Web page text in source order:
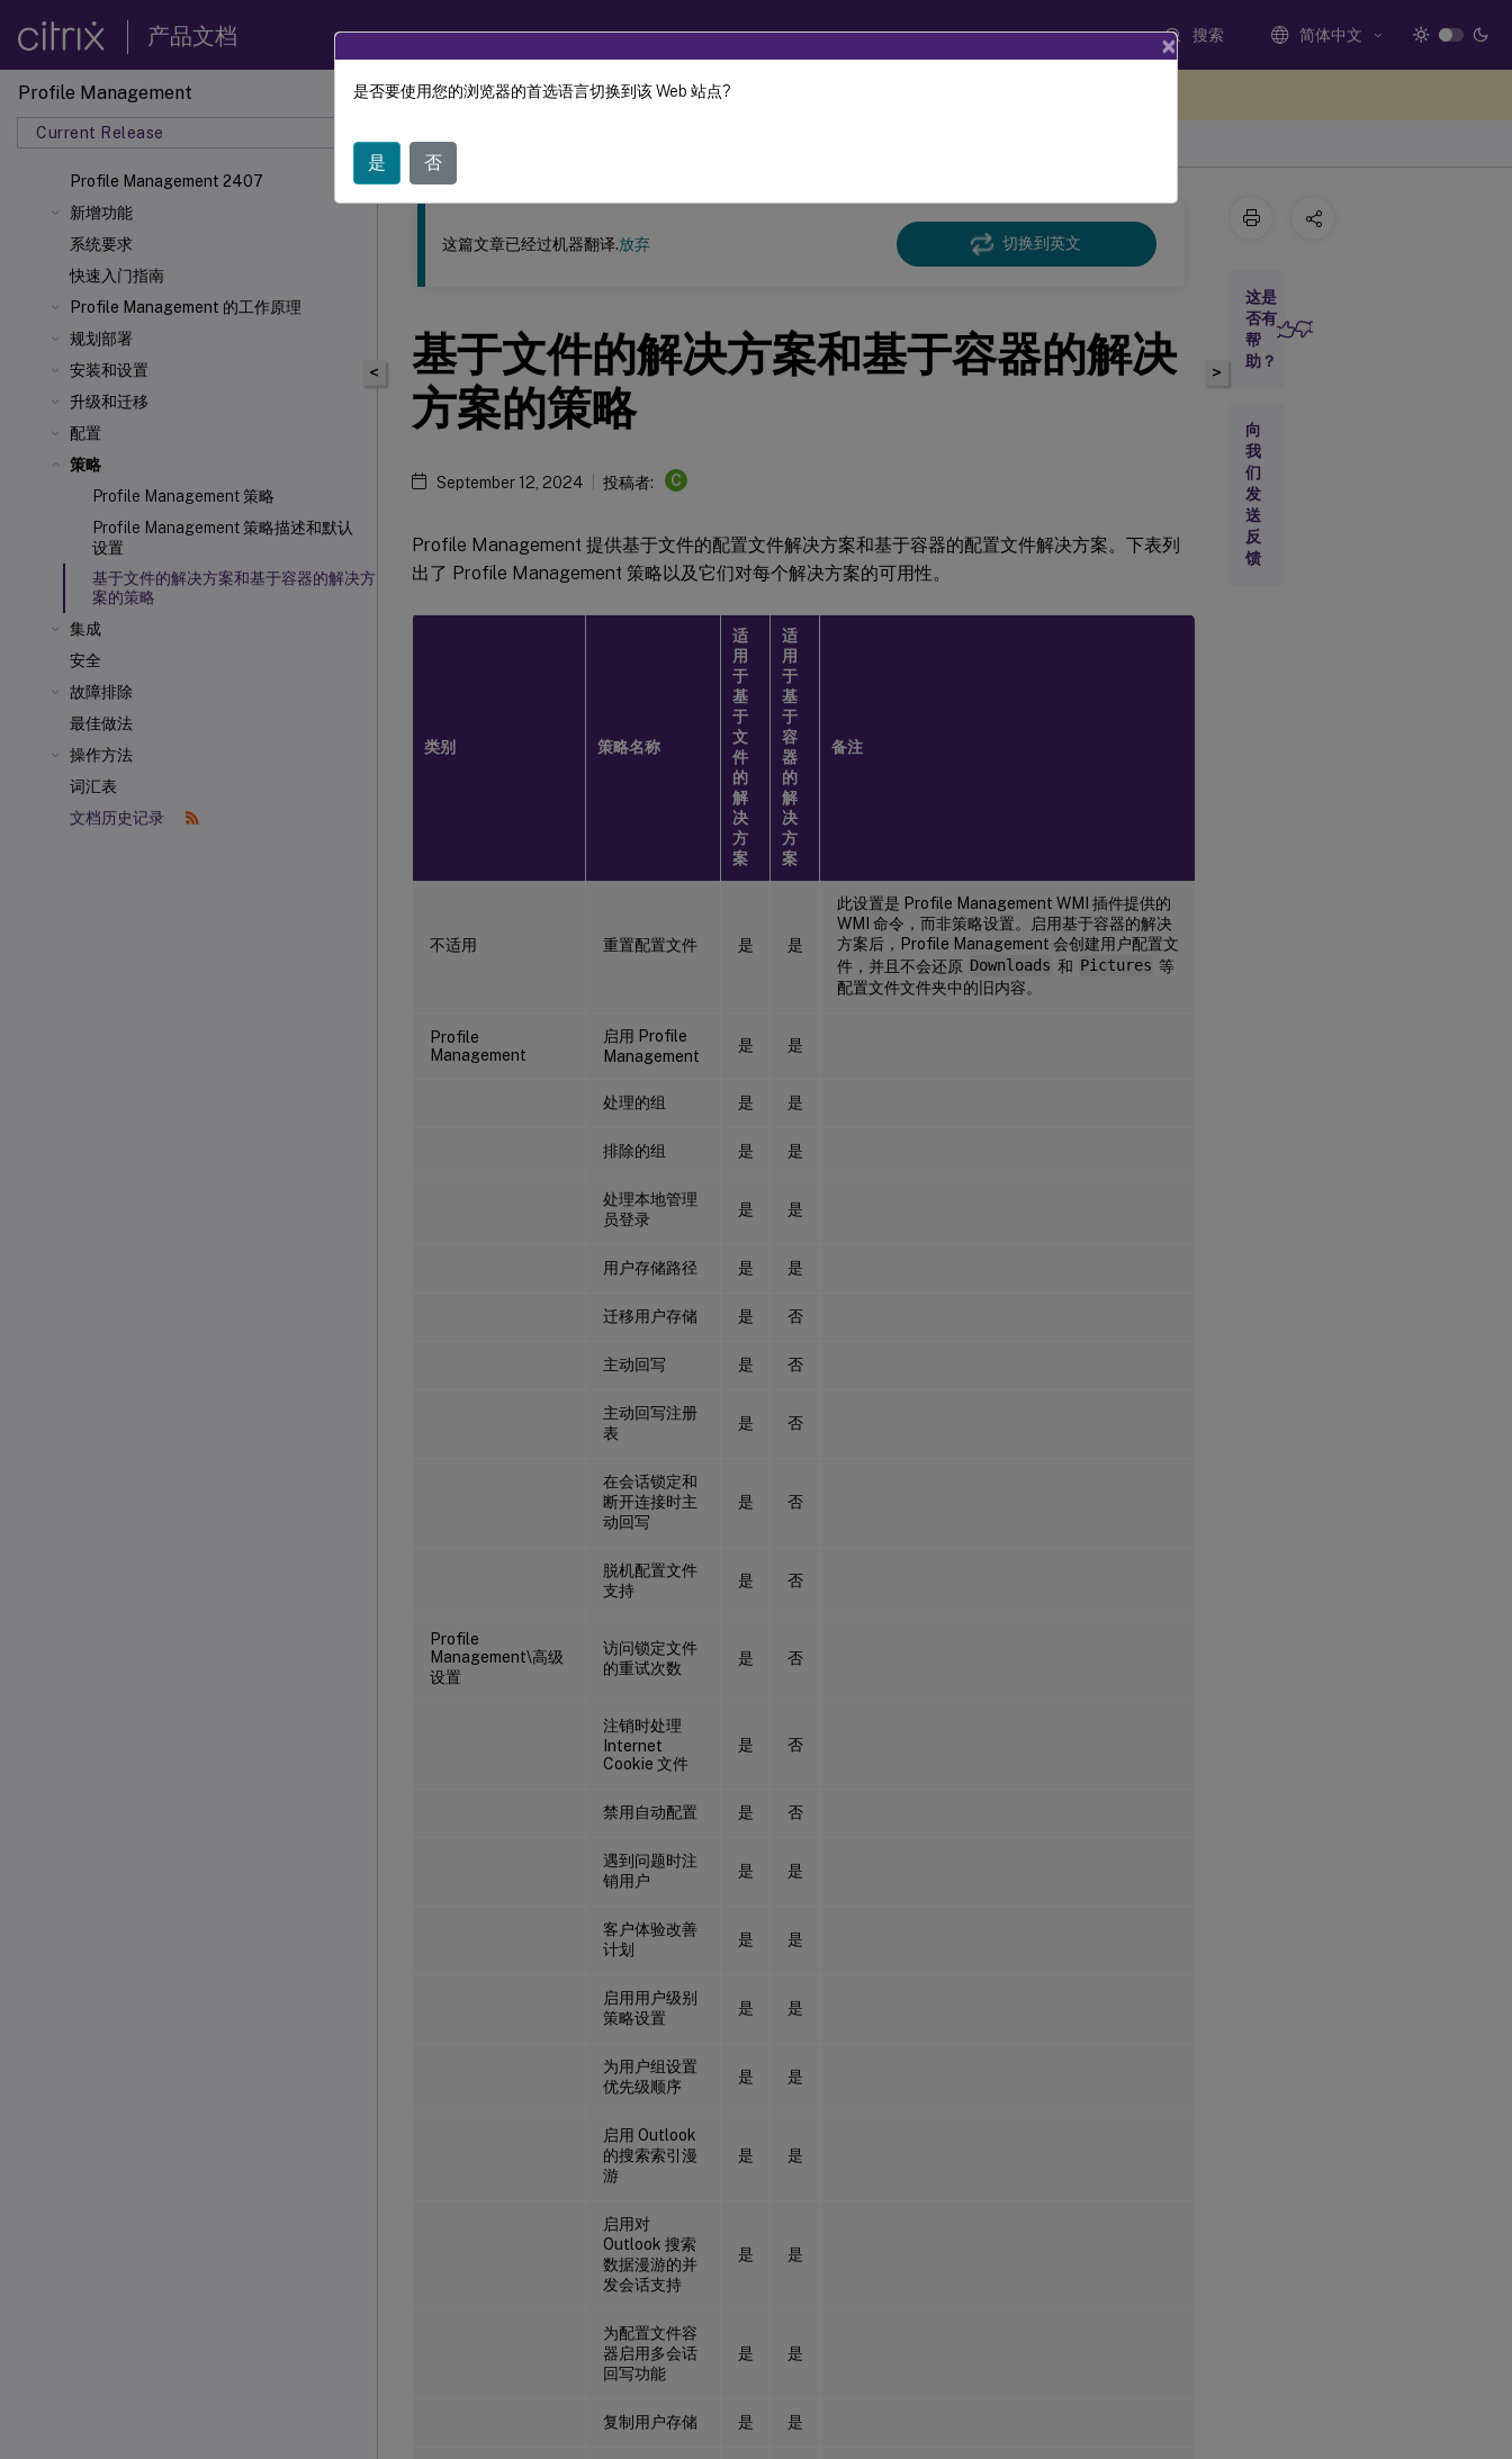
产品文档 搜索 简体中文
Profile Management
Current Release
Profile Management 2407
新增功能
系统要求
快速入门指南
Profile Management 的工作原理
规划部署
安装和设置
升级和迁移
配置
策略
Profile Management 策略
Profile Management 策略描述和默认
设置
基于文件的解决方案和基于容器的解决方
案的策略
集成
安全
故障排除
最佳做法
操作方法
词汇表
文档历史记录
此内容已经过机器动态翻译。
<
这篇文章已经过机器翻译.放弃 切换到英文
基于文件的解决方案和基于容器的解决
方案的策略
September 12, 2024 投稿者: C
Profile Management 提供基于文件的配置文件解决方案和基于容器的配置文件解决方案。下表列
出了 Profile Management 策略以及它们对每个解决方案的可用性。
类别 策略名称
适
用
于
基
于
文
件
的
解
决
方
案
适
用
于
基
于
容
器
的
解
决
方
案
备注
不适用 重置配置文件 是 是
此设置是 Profile Management WMI 插件提供的
WMI 命令，而非策略设置。启用基于容器的解决
方案后，Profile Management 会创建用户配置文
件，并且不会还原 Downloads 和 Pictures 等
配置文件文件夹中的旧内容。
Profile
Management
启用 Profile
Management
是 是
处理的组 是 是
排除的组 是 是
处理本地管理
员登录
是 是
用户存储路径 是 是
迁移用户存储 是 否
主动回写 是 否
主动回写注册
表
是 否
在会话锁定和
断开连接时主
动回写
是 否
脱机配置文件
支持
是 否
Profile
Management\高级
设置
访问锁定文件
的重试次数
是 否
注销时处理
Internet
Cookie 文件
是 否
禁用自动配置 是 否
遇到问题时注
销用户
是 是
客户体验改善
计划
是 是
启用用户级别
策略设置
是 是
为用户组设置
优先级顺序
是 是
启用 Outlook
的搜索索引漫
游
是 是
启用对
Outlook 搜索
数据漫游的并
发会话支持
是 是
为配置文件容
器启用多会话
回写功能
是 是
复制用户存储 是 是
>
这是
否有
帮
助？
向
我
们
发
送
反
馈
×
是否要使用您的浏览器的首选语言切换到该 Web 站点?
是 否